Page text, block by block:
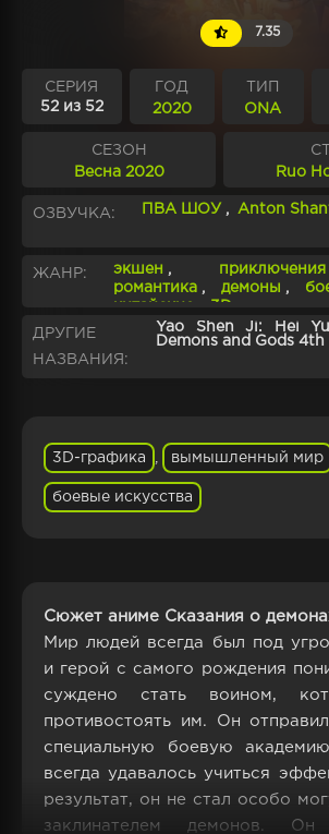
7.35
СЕРИЯ
52 из 52
ГОД
2020
ТИП
ONA
СЕЗОН
Весна 2020
Ruo
ОЗВУЧКА: ПВА ШОУ , Anton
ЖАНР: экшен , приключения
романтика , демоны ,
китайские
3D
ДРУГИЕ
НАЗВАНИЯ:
Yao Shen Ji: Hei
Demons and Gods 4th
3D-графика вымышленный мир
боевые искусства
Сюжет аниме Сказания о
Мир людей всегда был под
и герой с самого рождения
суждено стать воином,
противостоять им. Он
специальную боевую
всегда удавалось учиться
результат, он не стал особо
заклинателем демонов.